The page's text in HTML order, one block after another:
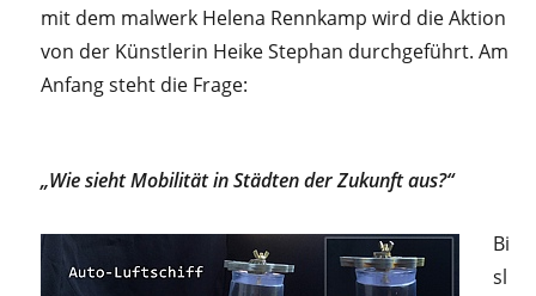
mit dem malwerk Helena Rennkamp wird die Aktion
von der Künstlerin Heike Stephan durchgeführt. Am
Anfang steht die Frage:
„Wie sieht Mobilität in Städten der Zukunft aus?“
Bi
sl